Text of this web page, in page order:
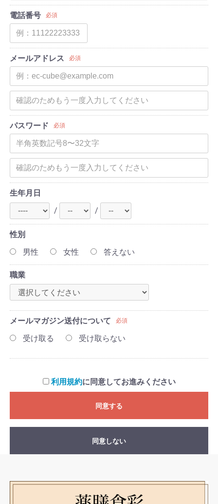
電話番号 必須
メールアドレス 必須
パスワード 必須
生年月日
/
/
性別
男性
女性 答えない
職業
メールマガジン送付について 必須
受け取る 受け取らない
利用規約に同意してお進みください
同意する
同意しない